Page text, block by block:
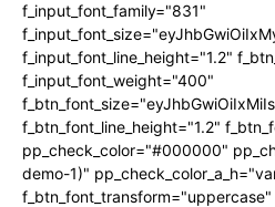
f_input_font_family="831"
f_input_font_line_height="1.2"
f_input_font_weight="400"
f_btn_font_line_height="1.2"
pp_check_color="#000000"
demo-1)"
f_btn_font_transform="uppercase"